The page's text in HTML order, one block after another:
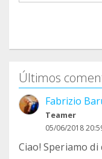
Últimos
Fabrizio
Teamer
05/06/2018
Ciao! Speriamo